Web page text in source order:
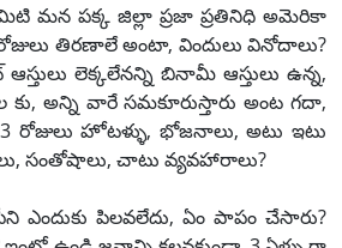
మన పక్క జిల్లా ప్రజా ప్రతినిధి అమెరికా
తిరణాలే అంటా, విందులు వినోదాలు?
లెక్కలేనన్ని బినామీ ఆస్తులు ఉన్న,
అన్ని వారే సమకూరుస్తారు అంట గదా,
రోజులు హోటళ్ళు, భోజనాలు, అటు ఇటు
సంతోషాలు, చాటు వ్యవహారాలు?
ఎందుకు పిలవలేదు, ఏం పాపం చేసారు?